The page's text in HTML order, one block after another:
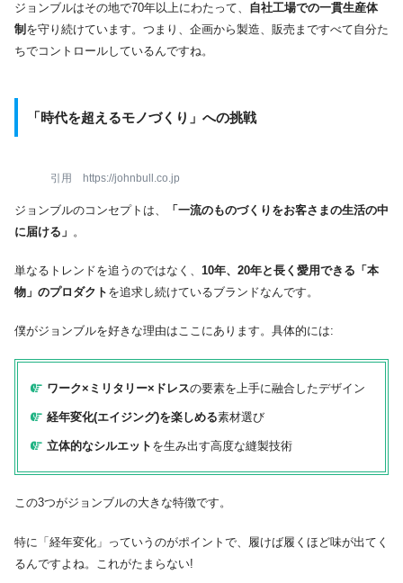
ジョンブルはその地で70年以上にわたって、 自社工場での一貫生産体
制 を守り続けています。つまり、企画から製造、販売まですべて自分た
ちでコントロールしているんですね。
「時代を超えるモノづくり」への挑戦
引用 https://johnbull.co.jp
ジョンブルのコンセプトは、
「一流のものづくりをお客さまの生活の中
に届ける」 。
単なるトレンドを追うのではなく、 10年、20年と長く愛用できる「本
物」のプロダクト を追求し続けているブランドなんです。
僕がジョンブルを好きな理由はここにあります。具体的には:
ワーク×ミリタリー×ドレスの要素を上手に融合したデザイン
経年変化(エイジング)を楽しめる素材選び
立体的なシルエット を生み出す高度な縫製技術
この3つがジョンブルの大きな特徴です。
特に「経年変化」っていうのがポイントで、履けば履くほど味が出てく
るんですよね。これがたまらない!